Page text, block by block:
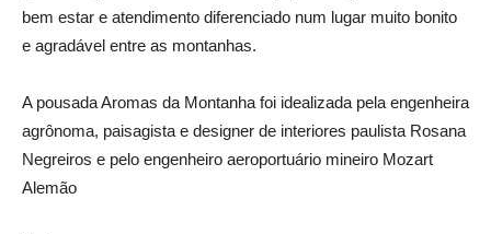
bem estar e atendimento diferenciado num lugar muito bonito
e agradável entre as montanhas.
A pousada Aromas da Montanha foi idealizada pela engenheira
agrônoma, paisagista e designer de interiores paulista Rosana
Negreiros e pelo engenheiro aeroportuário mineiro Mozart
Alemão